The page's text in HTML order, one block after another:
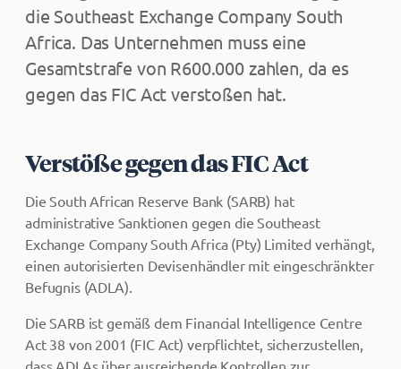
die Southeast Exchange Company South
Africa. Das Unternehmen muss eine
Gesamtstrafe von R600.000 zahlen, da es
gegen das FIC Act verstoßen hat.
Verstöße gegen das FIC Act
Die South African Reserve Bank (SARB) hat
administrative Sanktionen gegen die Southeast
Exchange Company South Africa (Pty) Limited verhängt,
einen autorisierten Devisenhändler mit eingeschränkter
Befugnis (ADLA).
Die SARB ist gemäß dem Financial Intelligence Centre
Act 38 von 2001 (FIC Act) verpflichtet, sicherzustellen,
dass ADLAs über ausreichende Kontrollen zur